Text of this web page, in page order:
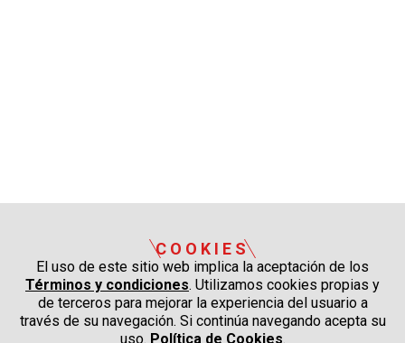
COOKIES
El uso de este sitio web implica la aceptación de los
Términos y condiciones. Utilizamos cookies propias y
de terceros para mejorar la experiencia del usuario a
través de su navegación. Si continúa navegando acepta su
uso. Política de Cookies.